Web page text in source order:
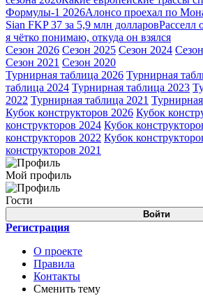
Формулы-1 2026Алонсо проехал по
Sian FKP 37 за 5,9 млн долларовРасселл
я чётко понимаю, откуда он взялся
Сезон 2026 Сезон 2025 Сезон 2024
Сезон 2021 Сезон 2020
Турнирная таблица 2026 Турнирная
таблица 2024 Турнирная таблица 2023
2022 Турнирная таблица 2021
Кубок конструкторов 2026 Кубок
конструкторов 2024 Кубок
конструкторов 2022 Кубок
конструкторов 2021
Мой профиль
Гости
Войти
Регистрация
О проекте
Правила
Контакты
Сменить тему